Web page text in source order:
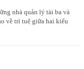
nhà quản lý tài ba và
về trí tuệ giữa hai kiểu